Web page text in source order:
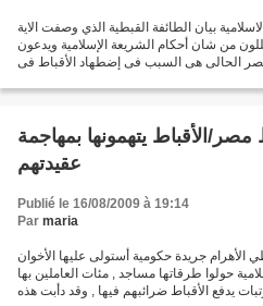
بيان الطائفة القبطية الذي وصفت الاية
من شان أحكام الشريعة الإسلامية ويدعون
مصر الحالى هى السبب فى إضطهاد الأقباط فى
مصر/الأقباط يتهمونها بمهاجمة
عقيدتهم
Publié le 16/08/2009 à 19:14
Par maria
الأهرام جريدة حكومية أستولى عليها الأخوان
حولوا طرقاتها مساجد , مئات العاملين بها
يدفع الأقباط ضرائبهم فيها , وقد دأبت هذه